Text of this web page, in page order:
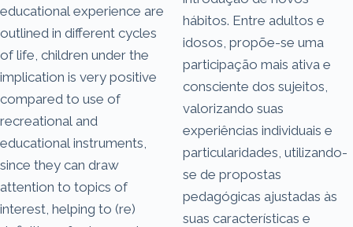
educational experience are
outlined in different cycles
of life, children under the
implication is very positive
compared to use of
recreational and
educational instruments,
since they can draw
attention to topics of
interest, helping to (re)
hábitos. Entre adultos e
idosos, propõe-se uma
participação mais ativa e
consciente dos sujeitos,
valorizando suas
experiências individuais e
particularidades, utilizando-
se de propostas
pedagógicas ajustadas às
suas características e